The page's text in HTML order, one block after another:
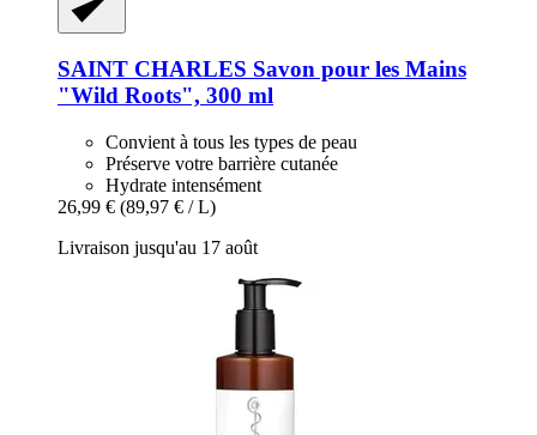
SAINT CHARLES Savon pour les Mains
"Wild Roots", 300 ml
Convient à tous les types de peau
Préserve votre barrière cutanée
Hydrate intensément
26,99 € (89,97 € / L)
Livraison jusqu'au 17 août